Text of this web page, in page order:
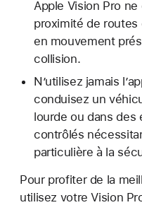
Apple Vision Pro
proximité de
en mouvement
collision.
N’utilisez jamais
conduisez un
lourde ou dans des
contrôlés
particulière à la
Pour profiter de la
utilisez votre Vision